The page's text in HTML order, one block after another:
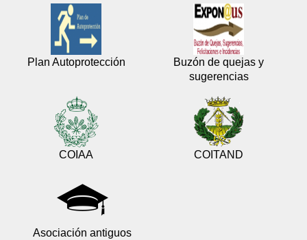
Plan Autoprotección
Buzón de quejas y
sugerencias
COIAA COITAND
Asociación antiguos